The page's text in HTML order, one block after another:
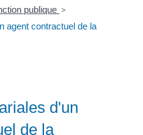
publique >
agent contractuel de la
d'un
de la